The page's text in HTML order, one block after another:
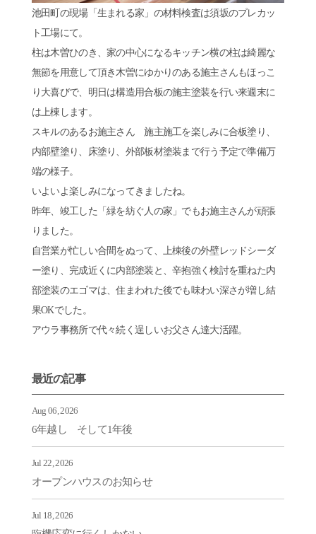
池田町の現場「生まれる家」の材料検査は須坂のプレカッ
ト工場にて。
柱は木曽ひのき、家の中心になるキッチン横の柱は綺麗な
無節を用意して頂き木曽にゆかりのある施主さんもほっこ
り大喜びで、明日は構造用合板の施主塗装を行い来週末に
は上棟します。
スキルのあるお施主さん 施主施工を楽しみに合板塗り、
内部壁塗り、床塗り、外部板材塗装まで行う予定で準備万
端の様子。
いよいよ楽しみになってきましたね。
昨年、竣工した「緑を紡ぐ人の家」でもお施主さんが頑張
りました。
自営業が忙しい合間をぬって、上棟後の外壁レッドシーダ
ー塗り、完成近くに内部塗装と、辛抱強く検討を重ねた内
部塗装のエゴマは、住まわれた後でも味わい深さが増し結
果OKでした。
アウラ事務所で代々続く逞しいお父さん達大活躍。
最近の記事
Aug 06, 2026
6年越し そして1年後
Jul 22, 2026
オープンハウスのお知らせ
Jul 18, 2026